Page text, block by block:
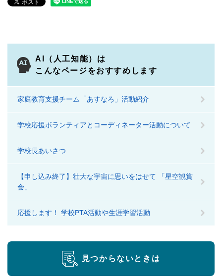
AI（人工知能）は
こんなページをおすすめします
家庭教育支援チーム「あすなろ」活動紹介
学校応援ボランティアとコーディネーター活動について
学校長あいさつ
【申し込み終了】壮大な宇宙に思いをはせて 「星空観賞
会」
応援します！ 学校PTA活動や生涯学習活動
見つからないときは